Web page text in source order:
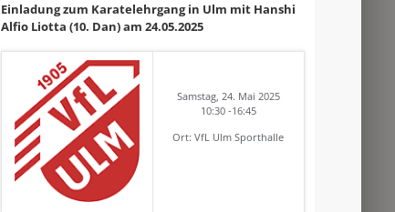
Einladung zum Karatelehrgang in Ulm mit Hanshi
Alfio Liotta (10. Dan) am 24.05.2025
Samstag, 24. Mai 2025
10:30 -16:45
Ort: VfL Ulm Sporthalle